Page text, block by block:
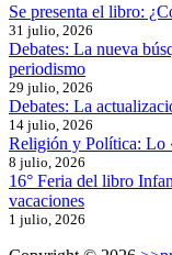
Se presenta el libro:
31 julio, 2026
Debates: La nueva
periodismo
29 julio, 2026
Debates: La
14 julio, 2026
Religión y Política: Lo
8 julio, 2026
16° Feria del libro
vacaciones
1 julio, 2026